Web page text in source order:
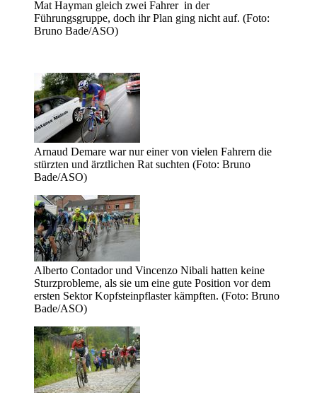
Mat Hayman gleich zwei Fahrer in der
Führungsgruppe, doch ihr Plan ging nicht auf. (Foto:
Bruno Bade/ASO)
Arnaud Demare war nur einer von vielen Fahrern die
stürzten und ärztlichen Rat suchten (Foto: Bruno
Bade/ASO)
Alberto Contador und Vincenzo Nibali hatten keine
Sturzprobleme, als sie um eine gute Position vor dem
ersten Sektor Kopfsteinpflaster kämpften. (Foto: Bruno
Bade/ASO)